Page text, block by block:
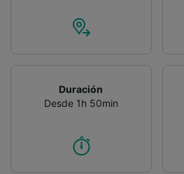
Duración
Desde 1h 50min